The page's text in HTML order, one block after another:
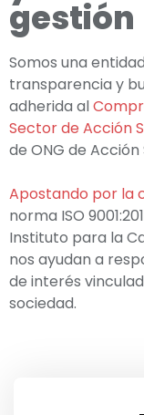
gestión
Somos una
transparencia y
adherida al
Sector de Acción
de ONG de Acción
Apostando por la
norma ISO
Instituto para la
nos ayudan a
de interés
sociedad.